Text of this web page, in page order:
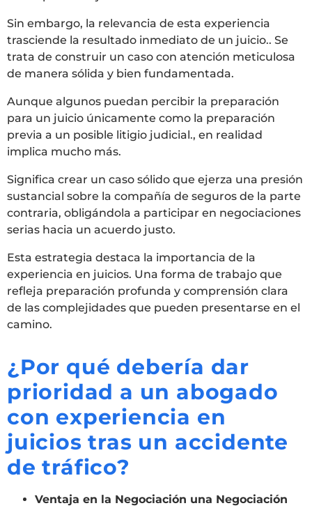
Sin embargo, la relevancia de esta experiencia
trasciende la resultado inmediato de un juicio.. Se
trata de construir un caso con atención meticulosa
de manera sólida y bien fundamentada.
Aunque algunos puedan percibir la preparación
para un juicio únicamente como la preparación
previa a un posible litigio judicial., en realidad
implica mucho más.
Significa crear un caso sólido que ejerza una presión
sustancial sobre la compañía de seguros de la parte
contraria, obligándola a participar en negociaciones
serias hacia un acuerdo justo.
Esta estrategia destaca la importancia de la
experiencia en juicios. Una forma de trabajo que
refleja preparación profunda y comprensión clara
de las complejidades que pueden presentarse en el
camino.
¿Por qué debería dar
prioridad a un abogado
con experiencia en
juicios tras un accidente
de tráfico?
Ventaja en la Negociación una Negociación